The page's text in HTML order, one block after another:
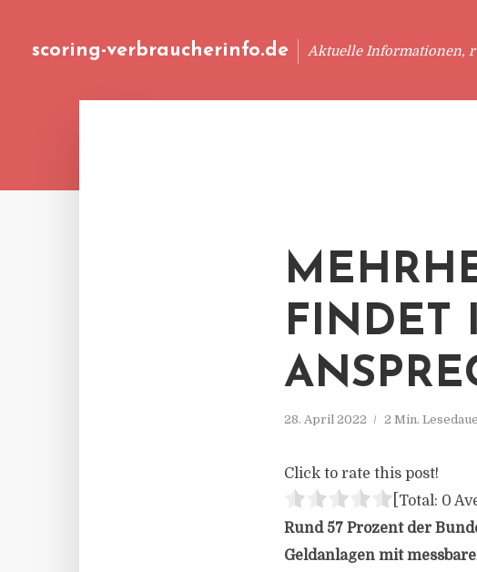
scoring-verbraucherinfo.de Aktuelle Informationen,
FINDET
28. April 2022 2 Min.
Click to rate this post!
[Total: 0
Rund 57 Prozent der
Geldanlagen mit